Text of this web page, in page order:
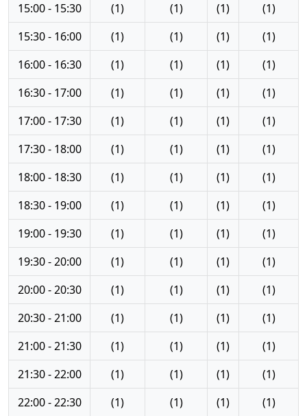
15:00 - 15:30
(1) (1) (1)
(1)
15:30 - 16:00
(1) (1) (1)
(1)
16:00 - 16:30
(1) (1) (1)
(1)
16:30 - 17:00
(1) (1) (1)
(1)
17:00 - 17:30
(1) (1) (1)
(1)
17:30 - 18:00
(1) (1) (1)
(1)
18:00 - 18:30
(1) (1) (1)
(1)
18:30 - 19:00
(1) (1) (1)
(1)
19:00 - 19:30
(1) (1) (1)
(1)
19:30 - 20:00
(1) (1) (1)
(1)
20:00 - 20:30
(1) (1) (1)
(1)
20:30 - 21:00
(1) (1) (1)
(1)
21:00 - 21:30
(1) (1) (1)
(1)
21:30 - 22:00
(1) (1) (1)
(1)
22:00 - 22:30
(1) (1) (1) (1)